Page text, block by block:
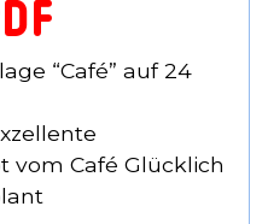
“Café” auf 24
vom Café Glücklich